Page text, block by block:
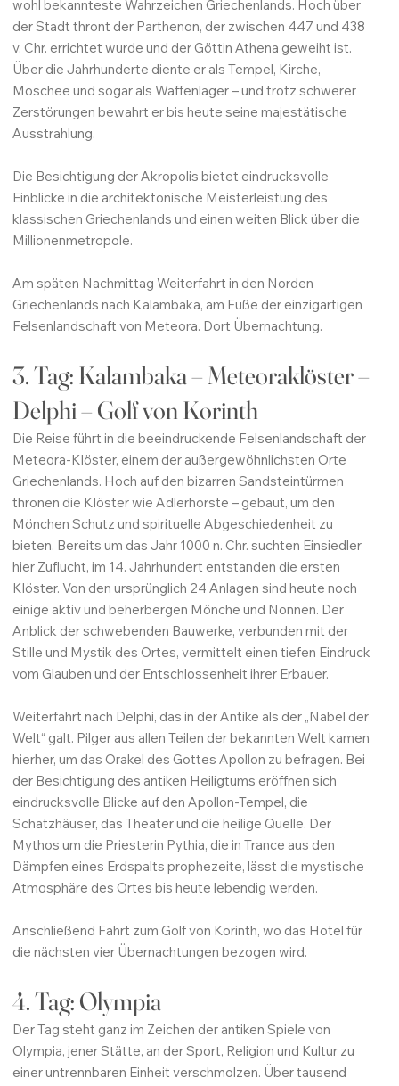
wohl bekannteste Wahrzeichen Griechenlands. Hoch über
der Stadt thront der Parthenon, der zwischen 447 und 438
v. Chr. errichtet wurde und der Göttin Athena geweiht ist.
Über die Jahrhunderte diente er als Tempel, Kirche,
Moschee und sogar als Waffenlager – und trotz schwerer
Zerstörungen bewahrt er bis heute seine majestätische
Ausstrahlung.
Die Besichtigung der Akropolis bietet eindrucksvolle
Einblicke in die architektonische Meisterleistung des
klassischen Griechenlands und einen weiten Blick über die
Millionenmetropole.
Am späten Nachmittag Weiterfahrt in den Norden
Griechenlands nach Kalambaka, am Fuße der einzigartigen
Felsenlandschaft von Meteora. Dort Übernachtung.
3. Tag: Kalambaka – Meteoraklöster –
Delphi – Golf von Korinth
Die Reise führt in die beeindruckende Felsenlandschaft der
Meteora-Klöster, einem der außergewöhnlichsten Orte
Griechenlands. Hoch auf den bizarren Sandsteintürmen
thronen die Klöster wie Adlerhorste – gebaut, um den
Mönchen Schutz und spirituelle Abgeschiedenheit zu
bieten. Bereits um das Jahr 1000 n. Chr. suchten Einsiedler
hier Zuflucht, im 14. Jahrhundert entstanden die ersten
Klöster. Von den ursprünglich 24 Anlagen sind heute noch
einige aktiv und beherbergen Mönche und Nonnen. Der
Anblick der schwebenden Bauwerke, verbunden mit der
Stille und Mystik des Ortes, vermittelt einen tiefen Eindruck
vom Glauben und der Entschlossenheit ihrer Erbauer.
Weiterfahrt nach Delphi, das in der Antike als der „Nabel der
Welt“ galt. Pilger aus allen Teilen der bekannten Welt kamen
hierher, um das Orakel des Gottes Apollon zu befragen. Bei
der Besichtigung des antiken Heiligtums eröffnen sich
eindrucksvolle Blicke auf den Apollon-Tempel, die
Schatzhäuser, das Theater und die heilige Quelle. Der
Mythos um die Priesterin Pythia, die in Trance aus den
Dämpfen eines Erdspalts prophezeite, lässt die mystische
Atmosphäre des Ortes bis heute lebendig werden.
Anschließend Fahrt zum Golf von Korinth, wo das Hotel für
die nächsten vier Übernachtungen bezogen wird.
4. Tag: Olympia
Der Tag steht ganz im Zeichen der antiken Spiele von
Olympia, jener Stätte, an der Sport, Religion und Kultur zu
einer untrennbaren Einheit verschmolzen. Über tausend